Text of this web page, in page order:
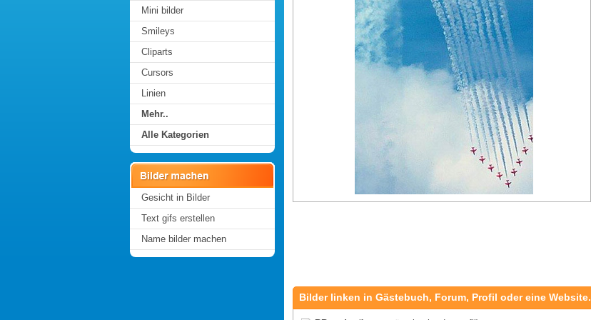
Mini bilder
Smileys
Cliparts
Cursors
Linien
Mehr..
Alle Kategorien
Gesicht in Bilder
Text gifs erstellen
Name bilder machen
Bilder linken in Gästebuch, Forum, Profil oder eine Website.